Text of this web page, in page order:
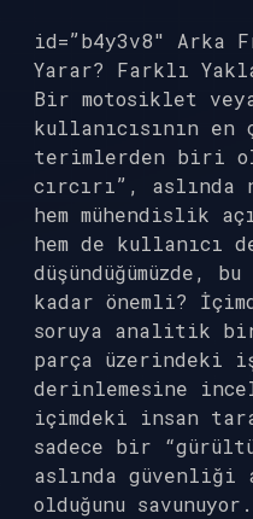
id=”b4y3v8″ Arka
Yarar? Farklı
Bir motosiklet
kullanıcısının en
terimlerden biri
cırcırı”, aslında
hem mühendislik
hem de kullanıcı
düşündüğümüzde,
kadar önemli?
soruya analitik bir
parça üzerindeki
derinlemesine
içimdeki insan
sadece bir
aslında
olduğunu